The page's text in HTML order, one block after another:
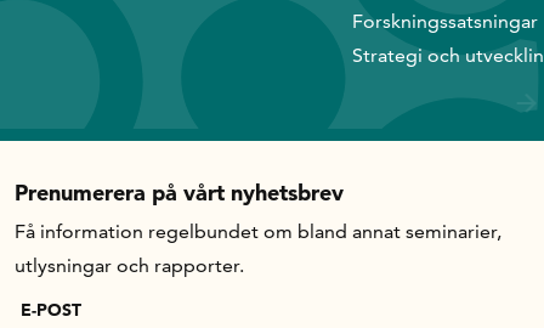
Forskningssatsningar
Strategi och
Prenumerera på vårt nyhetsbrev
Få information regelbundet om bland annat seminarier,
utlysningar och rapporter.
E-POST